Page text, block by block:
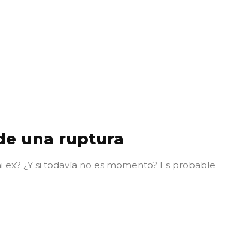
una ruptura
¿Y si todavía no es momento? Es probable